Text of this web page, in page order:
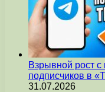
Взрывной рост с
подписчиков в
31.07.2026